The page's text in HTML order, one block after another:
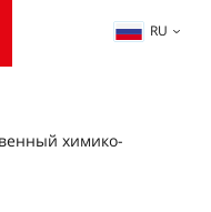
RU
химико-